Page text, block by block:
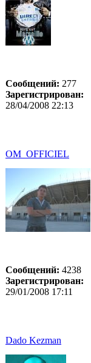
Сообщений: 277
Зарегистрирован:
28/04/2008 22:13
OM_OFFICIEL
Сообщений: 4238
Зарегистрирован:
29/01/2008 17:11
Dado Kezman